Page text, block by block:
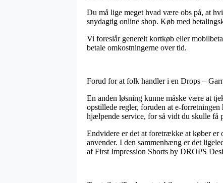
Du må lige meget hvad være obs på, at
snydagtig online shop. Køb med
Vi foreslår generelt kortkøb eller
betale omkostningerne over tid.
Forud for at folk handler i en Drops –
En anden løsning kunne måske være at
opstillede regler, foruden at e-
hjælpende service, for så vidt du skulle få
Endvidere er det at foretrække at køber
anvender. I den sammenhæng er det
af First Impression Shorts by DROPS